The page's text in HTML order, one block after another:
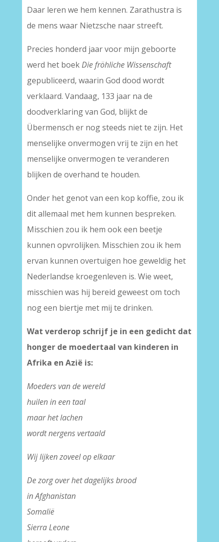
Daar leren we hem kennen. Zarathustra is
de mens waar Nietzsche naar streeft.
Precies honderd jaar voor mijn geboorte
werd het boekDie fröhliche Wissenschaft
gepubliceerd, waarin God dood wordt
verklaard. Vandaag, 133 jaar na de
doodverklaring van God, blijkt de
Übermensch er nog steeds niet te zijn. Het
menselijke onvermogen vrij te zijn en het
menselijke onvermogen te veranderen
blijken de overhand te houden.
Onder het genot van een kop koffie, zou ik
dit allemaal met hem kunnen bespreken.
Misschien zou ik hem ook een beetje
kunnen opvrolijken. Misschien zou ik hem
ervan kunnen overtuigen hoe geweldig het
Nederlandse kroegenleven is. Wie weet,
misschien was hij bereid geweest om toch
nog een biertje met mij te drinken.
Wat verderop schrijf je in een gedicht dat
honger de moedertaal van kinderen in
Afrika en Azië is:
Moeders van de wereld
huilen in een taal
maar het lachen
wordt nergens vertaald
Wij lijken zoveel op elkaar
De zorg over het dagelijks brood
in Afghanistan
Somalië
Sierra Leone